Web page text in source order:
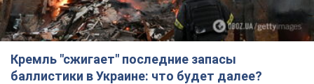
Кремль "сжигает" последние запасы
баллистики в Украине: что будет далее?